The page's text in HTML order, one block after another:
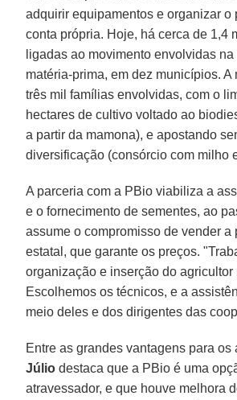
adquirir equipamentos e organizar o
conta própria. Hoje, há cerca de 1,4
ligadas ao movimento envolvidas
matéria-prima, em dez municípios. A
três mil famílias envolvidas, com o
hectares de cultivo voltado ao
a partir da mamona), e apostando
diversificação (consórcio com milho
A parceria com a PBio viabiliza a
e o fornecimento de sementes, ao
assume o compromisso de vender a
estatal, que garante os preços.
organização e inserção do agricultor
Escolhemos os técnicos, e a
meio deles e dos dirigentes das
Entre as grandes vantagens para os
Júlio destaca que a PBio é uma
atravessador, e que houve melhora